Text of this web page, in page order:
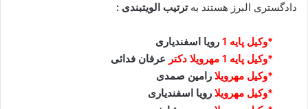
دادگستری البرز هستند بهترتیب الویتبندی :
*وکیل پایه 1
رویا اسفندیاری
*وکیل پایه 1 مهرویلا دکتر
عرفان فدائی
*وکیل مهرویلا رامین صمدی
*وکیل مهرویلا رویا اسفندیاری